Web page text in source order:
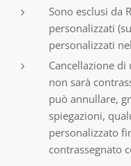
Sono esclusi da
personalizzati
personalizzati
Cancellazione
non sarà
può annullare,
spiegazioni,
personalizzato
contrassegnato